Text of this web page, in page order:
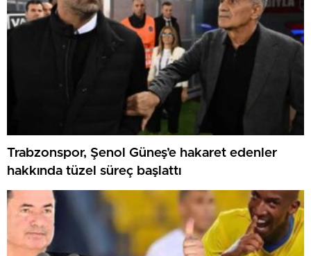
Trabzonspor, Şenol Güneş’e hakaret edenler
hakkında tüzel süreç başlattı